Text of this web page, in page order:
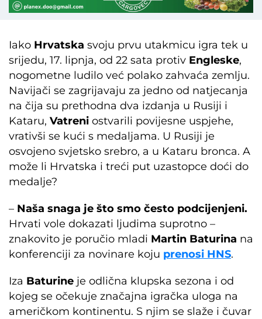
Iako Hrvatska svoju prvu utakmicu igra tek u
srijedu, 17. lipnja, od 22 sata protiv Engleske,
nogometne ludilo već polako zahvaća zemlju.
Navijači se zagrijavaju za jedno od natjecanja
na čija su prethodna dva izdanja u Rusiji i
Kataru, Vatreni ostvarili povijesne uspjehe,
vrativši se kući s medaljama. U Rusiji je
osvojeno svjetsko srebro, a u Kataru bronca. A
može li Hrvatska i treći put uzastopce doći do
medalje?
– Naša snaga je što smo često podcijenjeni.
Hrvati vole dokazati ljudima suprotno –
znakovito je poručio mladi Martin Baturina na
konferenciji za novinare koju prenosi HNS.
Iza Baturine je odlična klupska sezona i od
kojeg se očekuje značajna igračka uloga na
američkom kontinentu. S njim se slaže i čuvar